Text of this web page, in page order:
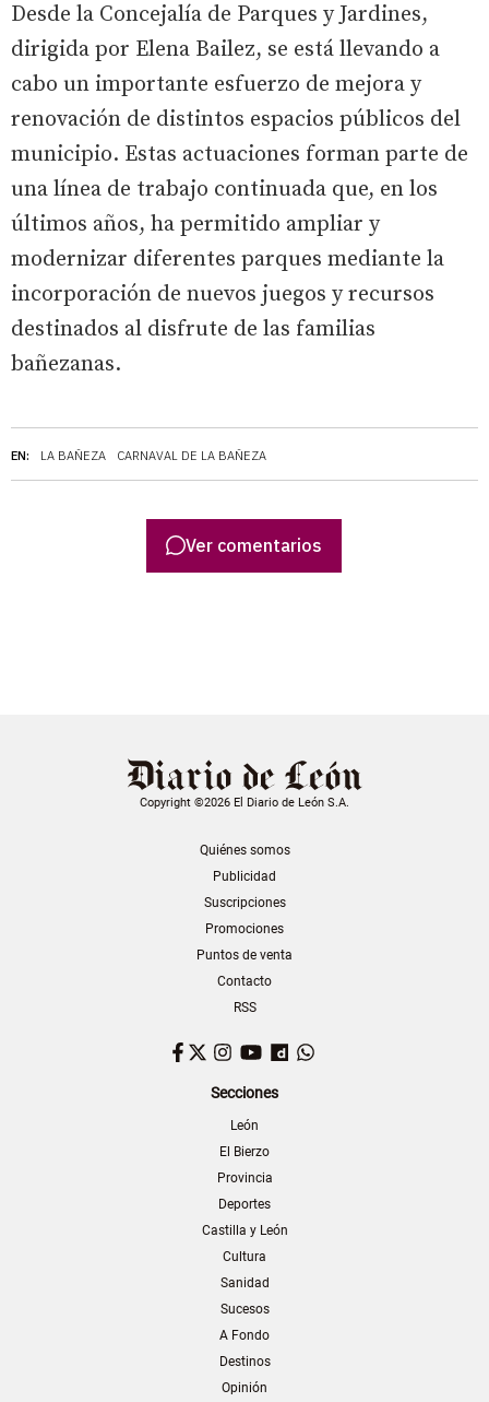
EN: LA BAÑEZA CARNAVAL DE LA BAÑEZA
Desde la Concejalía de Parques y Jardines,
dirigida por Elena Bailez, se está llevando a
cabo un importante esfuerzo de mejora y
renovación de distintos espacios públicos del
municipio. Estas actuaciones forman parte de
una línea de trabajo continuada que, en los
últimos años, ha permitido ampliar y
modernizar diferentes parques mediante la
incorporación de nuevos juegos y recursos
destinados al disfrute de las familias
bañezanas.
Ver comentarios
Copyright ©2026 El Diario de León S.A.
Quiénes somos
Publicidad
Suscripciones
Promociones
Puntos de venta
Contacto
RSS
Facebook
TwitterInstagram
YouTubeDailymotion
Secciones
León
El Bierzo
Provincia
Deportes
Castilla y León
Cultura
Sanidad
Sucesos
A Fondo
Destinos
Opinión